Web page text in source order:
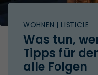
WOHNEN | LISTICLE
Was tun,
Tipps für
alle Folgen